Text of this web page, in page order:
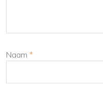
Naam *